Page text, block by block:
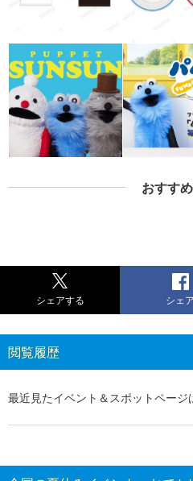
おすす
シェアする シェア
閲覧履歴
最近見たイベント＆スポットページ